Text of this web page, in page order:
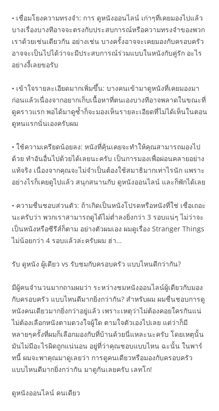
• เชื่อมโยงความทรงจำ: การ ดูหนังออนไลน์ เก่าๆที่เคยมองไปแล้ว
บางเรื่องบางทีอาจจะตรงกับประสบการณ์หรือความทรงจำของพวก
เราด้วยเช่นเดียวกัน อย่างเช่น บางครั้งอาจจะเคยมองกับครอบครัว
อาจจะเป็นไปได้ว่าจะมีประสบการณ์ร่วมแบบในหนังกับคู่รัก อะไร
อย่างงี้เลยขอรับ
• เข้าใจรายละเอียดมากเพิ่มขึ้น: บางคนเข้ามาดูหนังที่เคยมองมา
ก่อนแล้วเนื่องจากอยากเก็บเนื้อหาที่ตนเองบางทีอาจพลาดในขณะที่
ดูคราวแรก พอได้มาดูซ้ำก็จะมองเห็นรายละเอียดที่ไม่ได้เห็นในตอน
ดูหนแรกนั่นเองครับผม
• ใช้ความเครียดน้อยลง: หนังที่คุ้นเคยจะทำให้คุณสามารถมองไป
ด้วย ทำอันอื่นไปด้วยได้เลยนะครับ เป็นการมองเพื่อผ่อนคลายอย่าง
แท้จริง เนื่องจากคุณจะไม่จำเป็นต้องใช้สมาธิมากเท่าไรนัก แพราะ
อย่างไรก็เคยดูไปแล้ว สนุกสนานกับ ดูหนังออนไลน์ และก็พักได้เลย
• ความชื่นชอบส่วนตัว: ถ้าเกิดเป็นหนังโปรดหรือหนังที่ใช่ เชื่อเถอะ
นะครับว่า พวกเราสามารถดูได้ไม่ต่ำลงยิ่งกว่า 3 รอบแน่ๆ ไม่ว่าจะ
เป็นหนังหรือซีรีส์ก็ตาม อย่างตัวผมเอง ผมดูเรื่อง Stranger Things
ไม่น้อยกว่า 4 รอบแล้วล่ะครับผม ฮ่า…
รับ ดูหนัง ผู้เดียว vs รับชมกับครอบครัว แบบไหนดีกว่ากัน?
มีผู้คนจำนวนมากถามผมว่า ระหว่างชมหนังออนไลน์ผู้เดียวกับมอง
กับครอบครัว แบบไหนดีมากยิ่งกว่ากัน? สำหรับผม ผมชื่นชอบการดู
หนังคนเดียวมากยิ่งกว่าอยู่แล้ว เพราะเหตุว่าไม่ต้องคอยใครกันแน่
ไม่ต้องเลือกหนังตามดวงใจผู้ใด ตามใจตัวเองไปเลย แต่ว่าก็มี
หลายๆครั้งที่ผมก็เลือกมองกับที่บ้านด้วยนี่แหละนะครับ โดยเหตุนั้น
มันไม่มีอะไรผิดถูกแน่นอน อยู่ที่ว่าคุณชอบแบบไหน ฉะนั้น ในพาร์
ทนี้ ผมจะพาคุณมาดูเลยว่า การดูคนเดียวหรือมองกับครอบครัว
แบบไหนดีมากยิ่งกว่ากัน มาดูกันเลยครับ เลทโก!
ดูหนังออนไลน์ คนเดียว